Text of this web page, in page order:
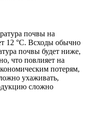
почвы на
12 °С. Всходы обычно
почвы будет ниже,
что повлияет на
потерям,
ухаживать,
сложно